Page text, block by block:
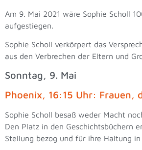
Am 9. Mai 2021 wäre Sophie Scholl
aufgestiegen.
Sophie Scholl verkörpert das
aus den Verbrechen der Eltern und
Sonntag, 9. Mai
Phoenix, 16:15 Uhr: Frauen,
Sophie Scholl besaß weder Macht
Den Platz in den Geschichtsbüchern
Stellung bezog und für ihre Haltung